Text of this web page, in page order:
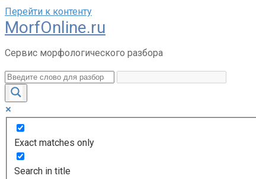
Перейти к контенту
MorfOnline.ru
Сервис морфологического разбора
Exact matches only
Search in title